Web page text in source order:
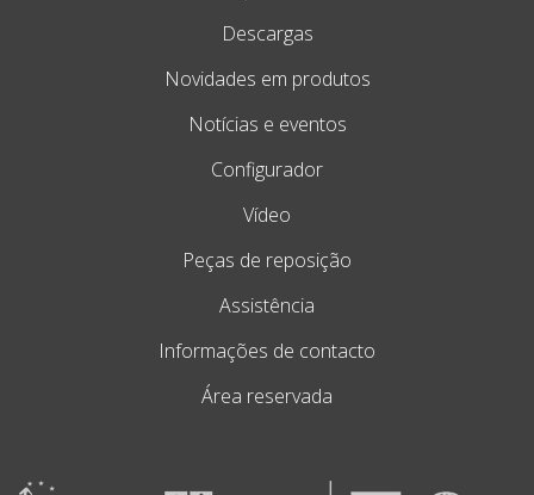
Descargas
Novidades em produtos
Notícias e eventos
Configurador
Vídeo
Peças de reposição
Assistência
Informações de contacto
Área reservada